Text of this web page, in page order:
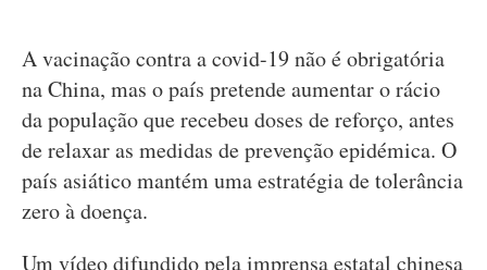
A vacinação contra a covid-19 não é obrigatória
na China, mas o país pretende aumentar o rácio
da população que recebeu doses de reforço, antes
de relaxar as medidas de prevenção epidémica. O
país asiático mantém uma estratégia de tolerância
zero à doença.
Um vídeo difundido pela imprensa estatal chinesa